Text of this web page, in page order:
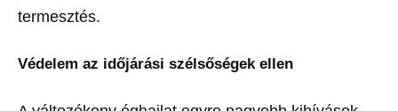
termesztés.
Védelem az időjárási szélsőségek ellen